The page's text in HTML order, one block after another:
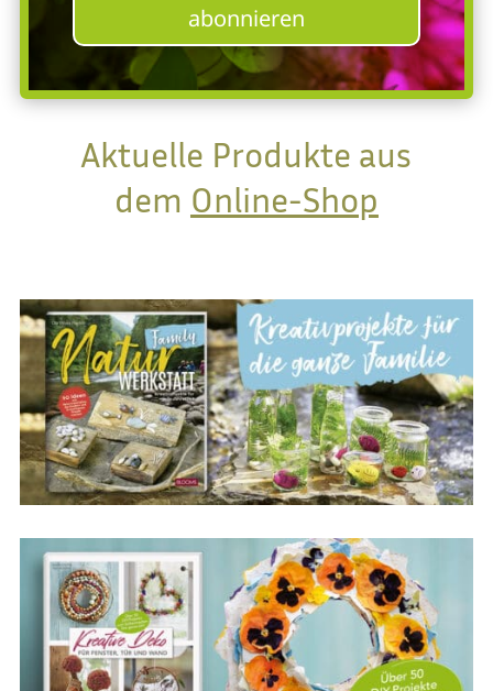
abonnieren
Aktuelle Produkte aus
dem Online-Shop